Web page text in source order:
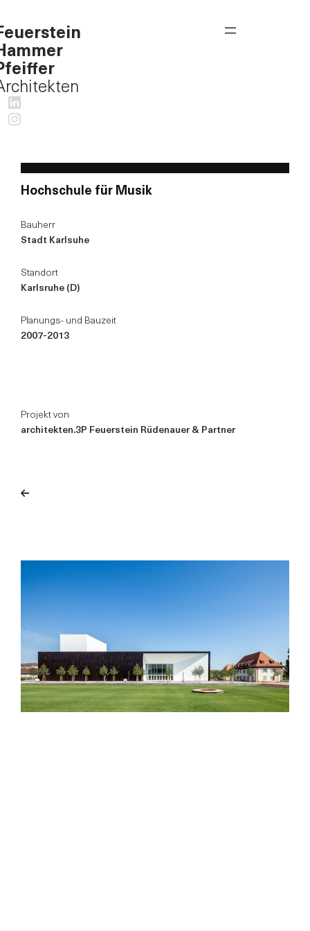
LinkedIn
Instagram
Hochschule für Musik
Bauherr
Stadt Karlsuhe
Standort
Karlsruhe (D)
Planungs- und Bauzeit
2007-2013
Projekt von
architekten.3P Feuerstein Rüdenauer & Partner